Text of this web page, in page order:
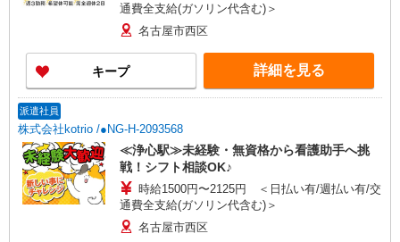
通費全支給(ガソリン代含む)＞
名古屋市西区
キープ 詳細を見る
派遣社員
株式会社kotrio /●NG-H-2093568
≪浄心駅≫未経験・無資格から看護助手へ挑
戦！シフト相談OK♪
時給1500円〜2125円 ＜日払い有/週払い有/交
通費全支給(ガソリン代含む)＞
名古屋市西区